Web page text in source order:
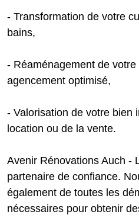
- Transformation de votre
bains,
- Réaménagement de
agencement optimisé,
- Valorisation de votre bien
location ou de la vente.
Avenir Rénovations Auch -
partenaire de confiance.
également de toutes les
nécessaires pour obtenir